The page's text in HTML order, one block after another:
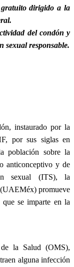
dirigido a la
del condón y
sexual responsable.
instaurado por la
por sus siglas en
población sobre la
anticonceptivo y de
sexual (ITS), la
promueve
se imparte en la
la Salud (OMS),
alguna infección